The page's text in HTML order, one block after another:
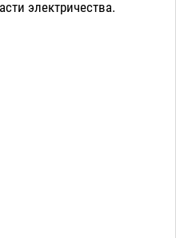
электричества.